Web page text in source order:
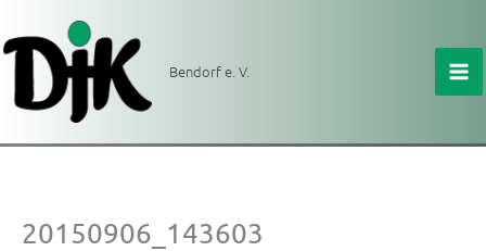
Inhalt
springen
Bendorf e. V.
20150906_143603